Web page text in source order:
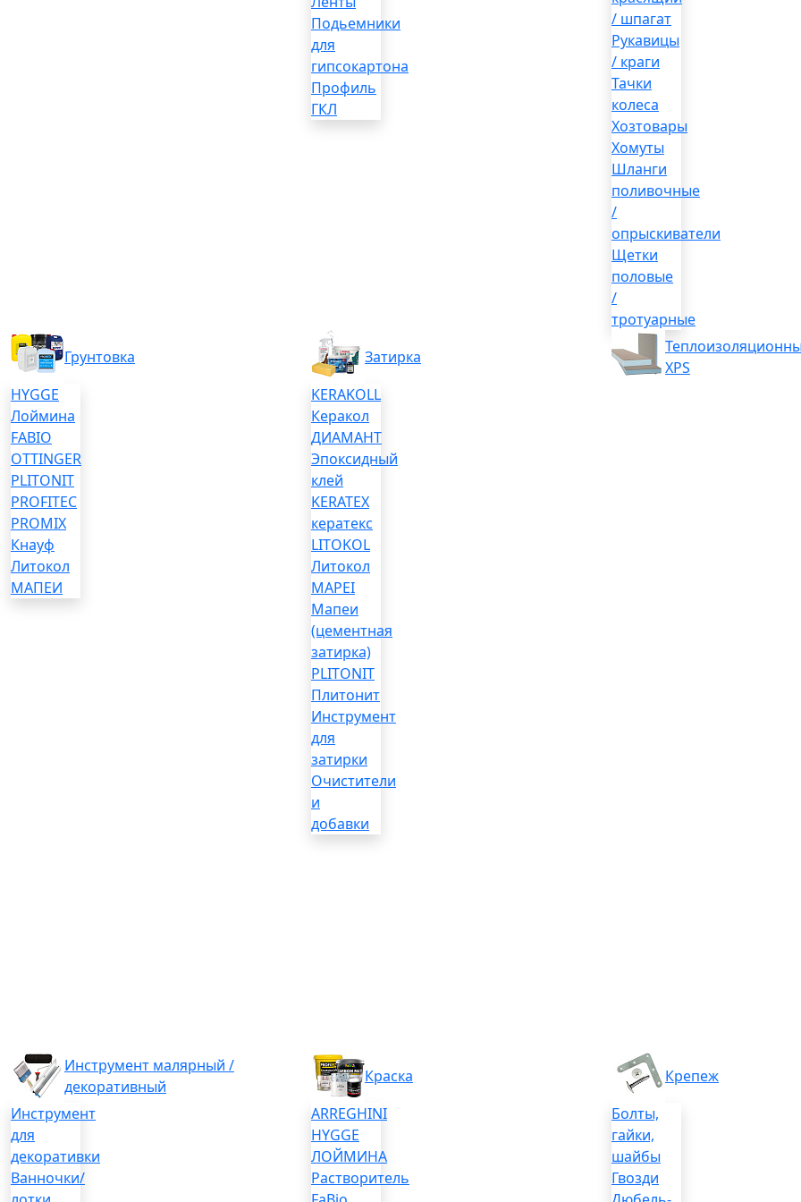
Подьемники
для
гипсокартона
Профиль
ГКЛ
/ шпагат
Рукавицы
/ краги
Тачки
колеса
Хозтовары
Хомуты
Шланги
поливочные
/
опрыскиватели
Щетки
половые
/
тротуарные
Грунтовка
HYGGE
Лоймина
FABIO
OTTINGER
PLITONIT
PROFITEC
PROMIX
Кнауф
Литокол
МАПЕИ
Затирка
KERAKOLL
Керакол
ДИАМАНТ
Эпоксидный
клей
KERATEX
кератекс
LITOKOL
Литокол
MAPEI
Мапеи
(цементная
затирка)
PLITONIT
Плитонит
Инструмент
для
затирки
Очистители
и
добавки
XPS
Инструмент малярный /
декоративный
Инструмент
для
декоративки
Ванночки/
Краска
ARREGHINI
HYGGE
ЛОЙМИНА
Растворитель
Крепеж
Болты,
гайки,
шайбы
Гвозди